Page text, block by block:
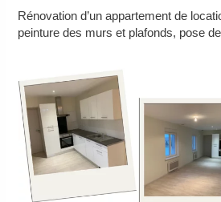
Rénovation d’un appartement de
peinture des murs et plafonds, pose